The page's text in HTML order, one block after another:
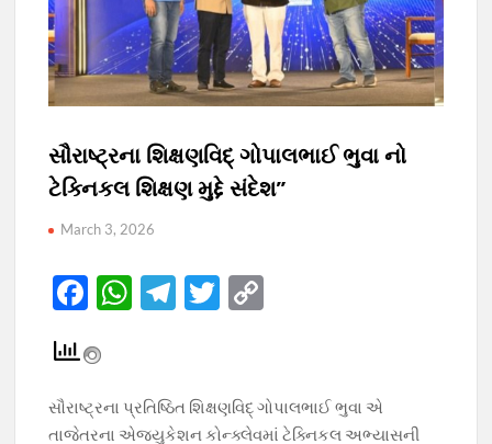
સૌરાષ્ટ્રના શિક્ષણવિદ્ ગોપાલભાઈ ભુવા નો
ટેક્નિકલ શિક્ષણ મુદ્દે સંદેશ”
March 3, 2026
F
e
b
o
W
s
A
T
gr
a
T
er y
Li
સૌરાષ્ટ્રના પ્રતિષ્ઠિત શિક્ષણવિદ્ ગોપાલભાઈ ભુવા એ
તાજેતરના એજ્યુકેશન કોન્ક્લેવમાં ટેક્નિકલ અભ્યાસની